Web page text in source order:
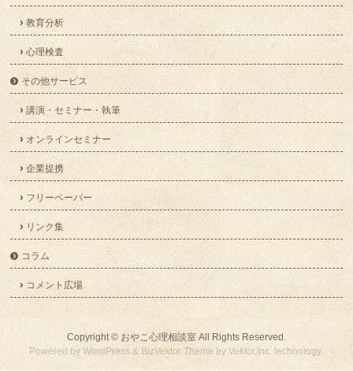
教育分析
心理検査
その他サービス
講演・セミナー・執筆
オンラインセミナー
企業提携
フリーペーパー
リンク集
コラム
コメント広場
Copyright © おやこ心理相談室All Rights Reserved.
Powered byWordPress & BizVektor ThemebyVektor,Inc. technology.